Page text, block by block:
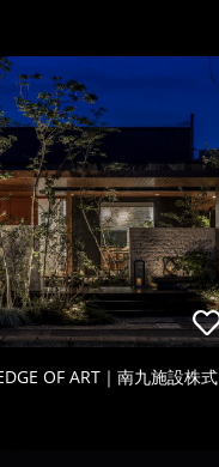
OF ART｜南九施設株式